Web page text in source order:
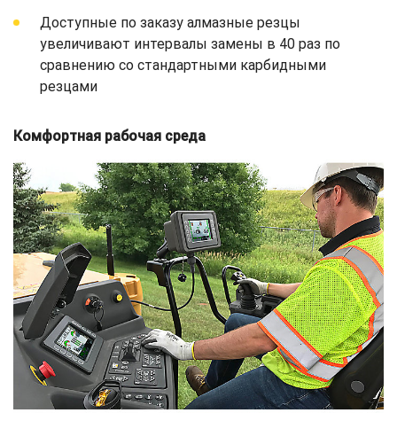
Доступные по заказу алмазные резцы
увеличивают интервалы замены в 40 раз по
сравнению со стандартными карбидными
резцами
Комфортная рабочая среда